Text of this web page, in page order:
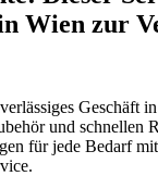
Wien zur
Geschäft
und schnellen
für jede Bedarf